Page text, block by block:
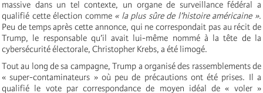
massive dans un tel contexte, un organe de surveillance fédéral a
qualifié cette élection comme « la plus sûre de l’histoire américaine ».
Peu de temps après cette annonce, qui ne correspondait pas au récit de
Trump, le responsable qu’il avait lui-même nommé à la tête de la
cybersécurité électorale, Christopher Krebs, a été limogé.
Tout au long de sa campagne, Trump a organisé des rassemblements de
« super-contaminateurs » où peu de précautions ont été prises. Il a
qualifié le vote par correspondance de moyen idéal de « voler »